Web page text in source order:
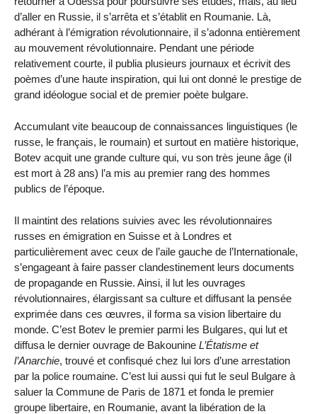
d’aller en Russie, il s’arrêta et s’établit en Roumanie. Là,
adhérant à l’émigration révolutionnaire, il s’adonna entièrement
au mouvement révolutionnaire. Pendant une période
relativement courte, il publia plusieurs journaux et écrivit des
poèmes d’une haute inspiration, qui lui ont donné le prestige de
grand idéologue social et de premier poète bulgare.
Accumulant vite beaucoup de connaissances linguistiques (le
russe, le français, le roumain) et surtout en matière historique,
Botev acquit une grande culture qui, vu son très jeune âge (il
est mort à 28 ans) l’a mis au premier rang des hommes
publics de l’époque.
Il maintint des relations suivies avec les révolutionnaires
russes en émigration en Suisse et à Londres et
particulièrement avec ceux de l’aile gauche de l’Internationale,
s’engageant à faire passer clandestinement leurs documents
de propagande en Russie. Ainsi, il lut les ouvrages
révolutionnaires, élargissant sa culture et diffusant la pensée
exprimée dans ces œuvres, il forma sa vision libertaire du
monde. C’est Botev le premier parmi les Bulgares, qui lut et
diffusa le dernier ouvrage de Bakounine L’Étatisme et
l’Anarchie, trouvé et confisqué chez lui lors d’une arrestation
par la police roumaine. C’est lui aussi qui fut le seul Bulgare à
saluer la Commune de Paris de 1871 et fonda le premier
groupe libertaire, en Roumanie, avant la libération de la